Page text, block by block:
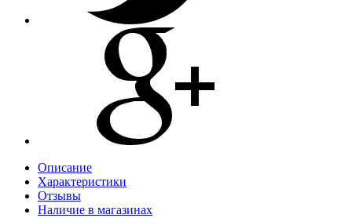
Описание
Характеристики
Отзывы
Наличие в магазинах